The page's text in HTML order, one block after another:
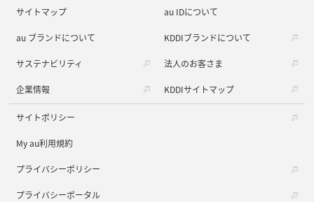
サイトマップ au IDについて
au ブランドについて KDDIブランドについて
サステナビリティ 法人のお客さま
企業情報 KDDIサイトマップ
サイトポリシー
My au利用規約
プライバシーポリシー
プライバシーポータル